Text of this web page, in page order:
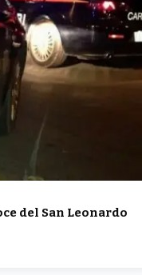
del San Leonardo